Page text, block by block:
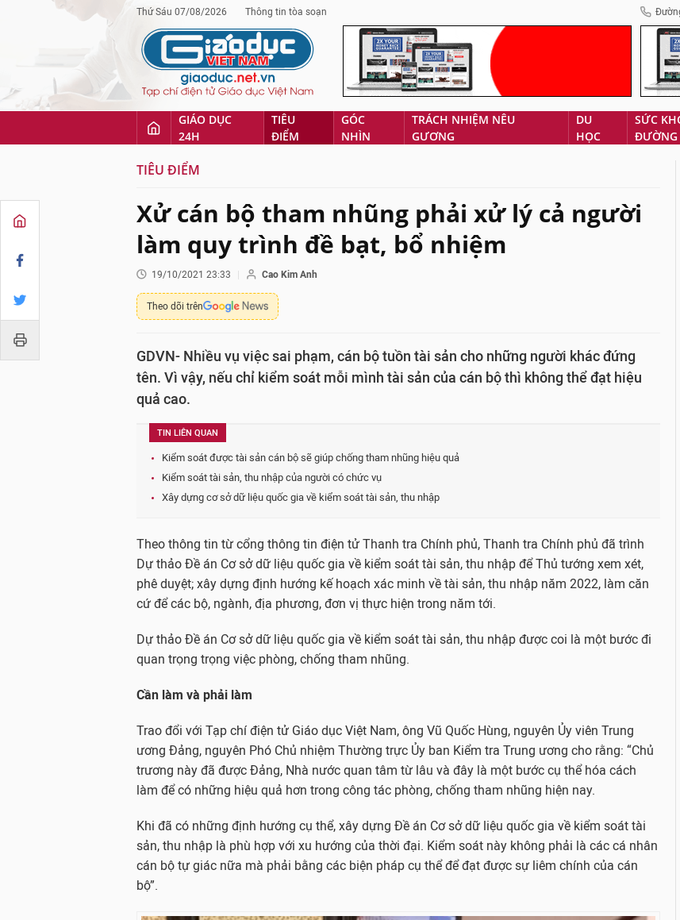
Thứ Sáu 07/08/2026 Thông tin tòa soạn
GIÁO DỤC
24H
TIÊU
ĐIỂM
GÓC
NHÌN
TRÁCH NHIỆM NÊU
GƯƠNG
DU
HỌC
SỨC
ĐƯỜNG
TIÊU ĐIỂM
Xử cán bộ tham nhũng phải xử lý cả người
làm quy trình đề bạt, bổ nhiệm
19/10/2021 23:33 Cao Kim Anh
Theo dõi trên
GDVN- Nhiều vụ việc sai phạm, cán bộ tuồn tài sản cho những người khác đứng
tên. Vì vậy, nếu chỉ kiểm soát mỗi mình tài sản của cán bộ thì không thể đạt hiệu
quả cao.
TIN LIÊN QUAN
Kiểm soát được tài sản cán bộ sẽ giúp chống tham nhũng hiệu quả
Kiểm soát tài sản, thu nhập của người có chức vụ
Xây dựng cơ sở dữ liệu quốc gia về kiểm soát tài sản, thu nhập
Theo thông tin từ cổng thông tin điện tử Thanh tra Chính phủ, Thanh tra Chính phủ đã trình
Dự thảo Đề án Cơ sở dữ liệu quốc gia về kiểm soát tài sản, thu nhập để Thủ tướng xem xét,
phê duyệt; xây dựng định hướng kế hoạch xác minh về tài sản, thu nhập năm 2022, làm căn
cứ để các bộ, ngành, địa phương, đơn vị thực hiện trong năm tới.
Dự thảo Đề án Cơ sở dữ liệu quốc gia về kiểm soát tài sản, thu nhập được coi là một bước đi
quan trọng trọng việc phòng, chống tham nhũng.
Cần làm và phải làm
Trao đổi với Tạp chí điện tử Giáo dục Việt Nam, ông Vũ Quốc Hùng, nguyên Ủy viên Trung
ương Đảng, nguyên Phó Chủ nhiệm Thường trực Ủy ban Kiểm tra Trung ương cho rằng: “Chủ
trương này đã được Đảng, Nhà nước quan tâm từ lâu và đây là một bước cụ thể hóa cách
làm để có những hiệu quả hơn trong công tác phòng, chống tham nhũng hiện nay.
Khi đã có những định hướng cụ thể, xây dựng Đề án Cơ sở dữ liệu quốc gia về kiểm soát tài
sản, thu nhập là phù hợp với xu hướng của thời đại. Kiểm soát này không phải là các cá nhân
cán bộ tự giác nữa mà phải bằng các biện pháp cụ thể để đạt được sự liêm chính của cán
bộ”.